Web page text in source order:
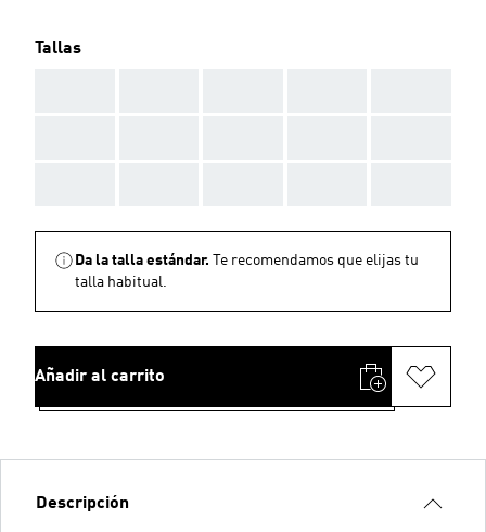
Tallas
Da la talla estándar.
Te recomendamos que elijas tu
talla habitual.
Añadir al carrito
Descripción